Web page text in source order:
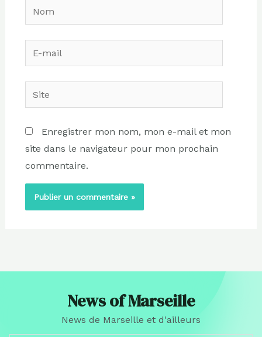
Nom
E-
mail
Site
Enregistrer mon nom, mon e-mail et mon
site dans le navigateur pour mon prochain
commentaire.
News of Marseille
News de Marseille et d'ailleurs